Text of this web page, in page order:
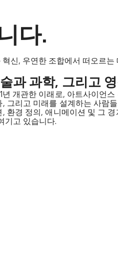
다.
신, 우연한 조합에서 떠오르
과 과학, 그리고
년 개관한 이래로, 아트사이언
, 그리고 미래를 설계하는 사람
, 환경 정의, 애니메이션 및 그
기고 있습니다.